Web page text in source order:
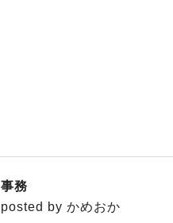
事務
posted by かめおか